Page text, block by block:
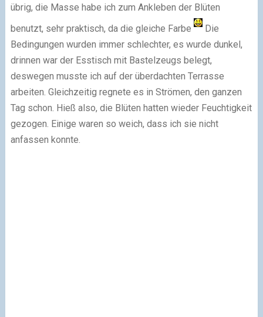
übrig, die Masse habe ich zum Ankleben der Blüten
benutzt, sehr praktisch, da die gleiche Farbe
Die
Bedingungen wurden immer schlechter, es wurde dunkel,
drinnen war der Esstisch mit Bastelzeugs belegt,
deswegen musste ich auf der überdachten Terrasse
arbeiten. Gleichzeitig regnete es in Strömen, den ganzen
Tag schon. Hieß also, die Blüten hatten wieder Feuchtigkeit
gezogen. Einige waren so weich, dass ich sie nicht
anfassen konnte.